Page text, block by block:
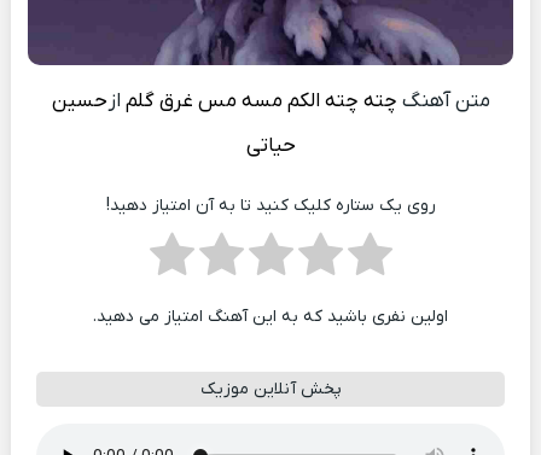
متن آهنگ چته چته الکم مسه مس غرق گلم از حسین
حیاتی
روی یک ستاره کلیک کنید تا به آن امتیاز دهید!
اولین نفری باشید که به این آهنگ امتیاز می دهید.
پخش آنلاین موزیک